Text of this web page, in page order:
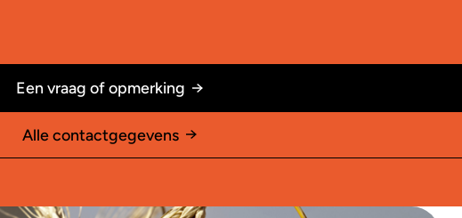
Een vraag of opmerking
Alle contactgegevens